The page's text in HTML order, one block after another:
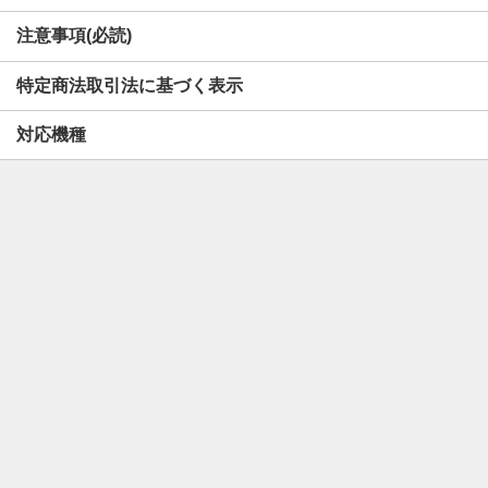
注意事項(必読)
特定商法取引法に基づく表示
対応機種